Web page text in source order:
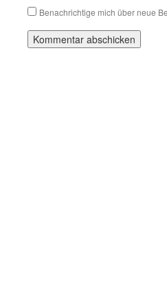
Benachrichtige mich über neue